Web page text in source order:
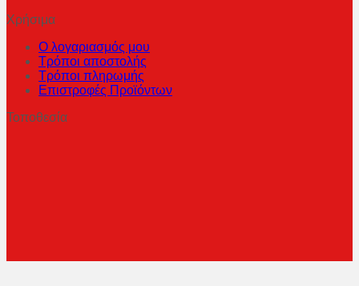
Χρήσιμα
Ο λογαριασμός μου
Τρόποι αποστολής
Τρόποι πληρωμής
Επιστροφές Προϊόντων
Τοποθεσία